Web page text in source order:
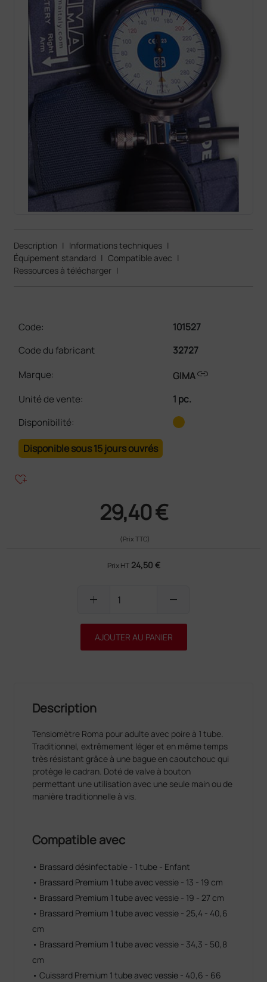
Description | Informations techniques |
Équipement standard | Compatible avec |
Ressources à télécharger |
Code:
101527
Code du fabricant
32727
Marque:
GIMAlink
Unité de vente:
1 pc.
Disponibilité:
Disponible sous 15 jours ouvrés
heart_plus
29,40 €
(Prix TTC)
Prix HT 24,50 €
add remove
AJOUTER AU PANIER
Description
Tensiomètre Roma pour adulte avec poire à 1 tube.
Traditionnel, extrêmement léger et en même temps
très résistant grâce à une bague en caoutchouc qui
protège le cadran. Doté de valve à bouton
permettant une utilisation avec une seule main ou de
manière traditionnelle à vis.
Compatible avec
• Brassard désinfectable - 1 tube - Enfant
• Brassard Premium 1 tube avec vessie - 13 - 19 cm
• Brassard Premium 1 tube avec vessie - 19 - 27 cm
• Brassard Premium 1 tube avec vessie - 25,4 - 40,6
cm
• Brassard Premium 1 tube avec vessie - 34,3 - 50,8
cm
• Cuissard Premium 1 tube avec vessie - 40,6 - 66